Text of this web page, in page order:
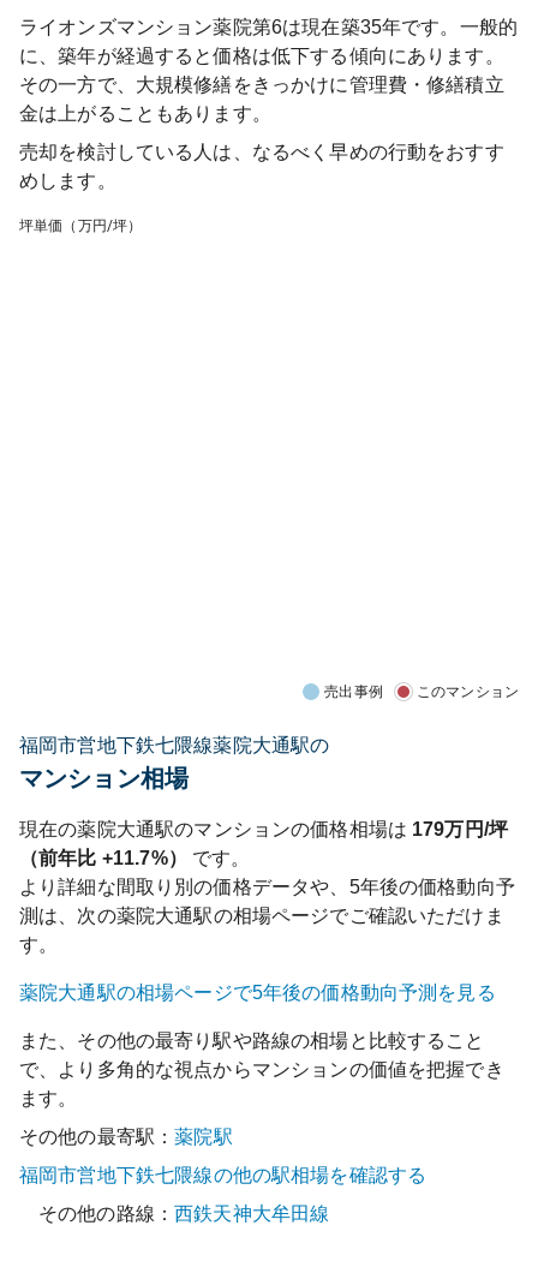
ライオンズマンション薬院第6は現在築35年です。一般的
に、築年が経過すると価格は低下する傾向にあります。
その一方で、大規模修繕をきっかけに管理費・修繕積立
金は上がることもあります。
売却を検討している人は、なるべく早めの行動をおすす
めします。
坪単価（万円/坪）
売出事例 このマンション
福岡市営地下鉄七隈線薬院大通駅の
マンション相場
現在の薬院大通駅のマンションの価格相場は 179万円/坪
（前年比 +11.7%）
です。
より詳細な間取り別の価格データや、5年後の価格動向予
測は、次の薬院大通駅の相場ページでご確認いただけま
す。
薬院大通駅の相場ページで5年後の価格動向予測を見る
また、その他の最寄り駅や路線の相場と比較すること
で、より多角的な視点からマンションの価値を把握でき
ます。
その他の最寄駅：薬院駅
福岡市営地下鉄七隈線の他の駅相場を確認する
その他の路線：西鉄天神大牟田線